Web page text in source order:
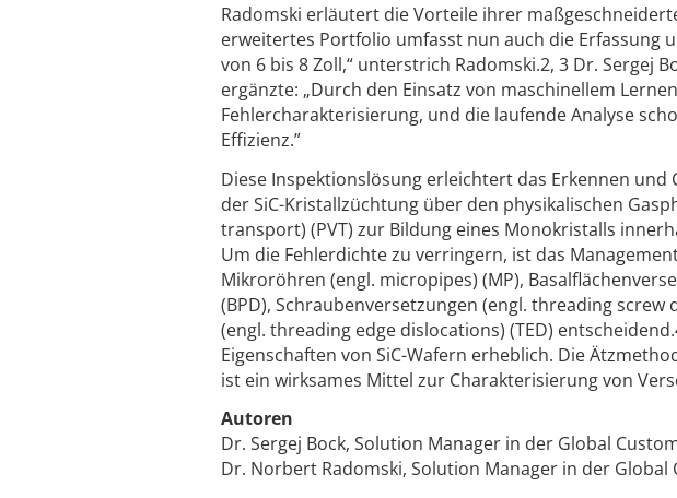
Radomski erläutert die Vorteile ihrer
erweitertes Portfolio umfasst nun auch die Erfassung
von 6 bis 8 Zoll,“ unterstrich Radomski.2, 3 Dr. Sergej
ergänzte: „Durch den Einsatz von maschinellem
Fehlercharakterisierung, und die laufende Analyse
Effizienz.”
Diese Inspektionslösung erleichtert das Erkennen
der SiC-Kristallzüchtung über den physikalischen
transport) (PVT) zur Bildung eines Monokristalls
Um die Fehlerdichte zu verringern, ist das
Mikroröhren (engl. micropipes) (MP),
(BPD), Schraubenversetzungen (engl. threading
(engl. threading edge dislocations) (TED)
Eigenschaften von SiC-Wafern erheblich. Die
ist ein wirksames Mittel zur Charakterisierung von
Autoren
Dr. Sergej Bock, Solution Manager in der Global
Dr. Norbert Radomski, Solution Manager in der